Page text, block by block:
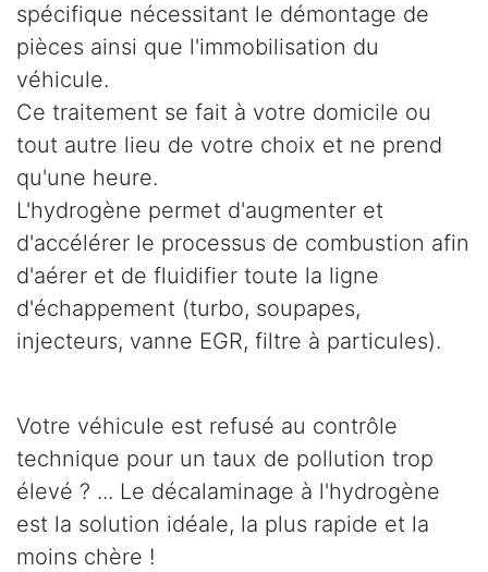
spécifique nécessitant le démontage de
pièces ainsi que l'immobilisation du
véhicule.
Ce traitement se fait à votre domicile ou
tout autre lieu de votre choix et ne prend
qu'une heure.
L'hydrogène permet d'augmenter et
d'accélérer le processus de combustion afin
d'aérer et de fluidifier toute la ligne
d'échappement (turbo, soupapes,
injecteurs, vanne EGR, filtre à particules).
Votre véhicule est refusé au contrôle
technique pour un taux de pollution trop
élevé ? ... Le décalaminage à l'hydrogène
est la solution idéale, la plus rapide et la
moins chère !